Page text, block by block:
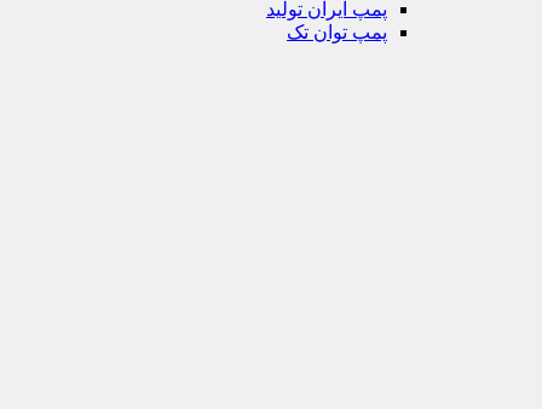
پمپ ایران تولید
پمپ توان تک